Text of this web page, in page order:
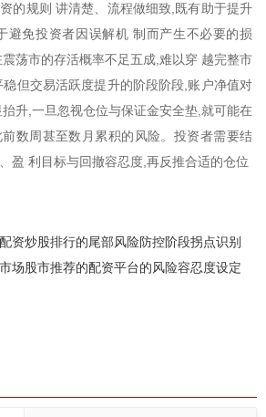
的规则 讲清楚、流程做细致,既有助于提升
避免投资者因误解机 制而产生不必要的损
荡市的存活概率不足五成,难以穿 越完整市
但交易活跃度提升的阶段阶段,账户净值对
升,一旦忽视仓位与保证金安全垫,就可能在
数周甚至数月累积的风险。投资者需要结
盈 利目标与回撤容忍度,再反推合适的仓位
资炒股排行的尾部风险防控阶段拐点识别
场股市推荐的配资平台的风险容忍度设定